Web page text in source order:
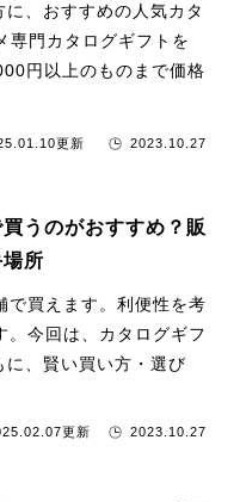
、おすすめの人気カタ
専門カタログギフトを
円以上のものまで価格
更新 2023.10.27
うのがおすすめ？販
所
で買えます。利便性を考
。今回は、カタログギフ
に、賢い買い方・選び
更新 2023.10.27